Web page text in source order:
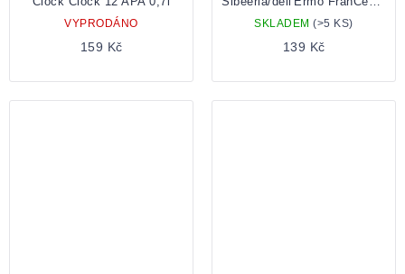
VYPRODÁNO
159 Kč
SKLADEM(>5 KS)
139 Kč